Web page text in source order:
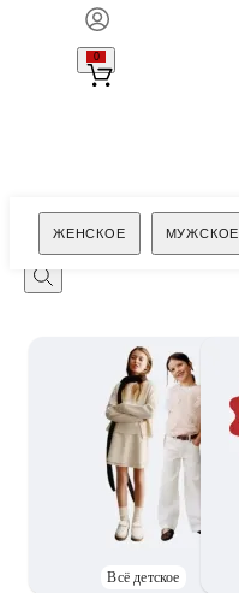
0
ЖЕНСКОЕ МУЖСКОЕ
Поиск
Всё детское